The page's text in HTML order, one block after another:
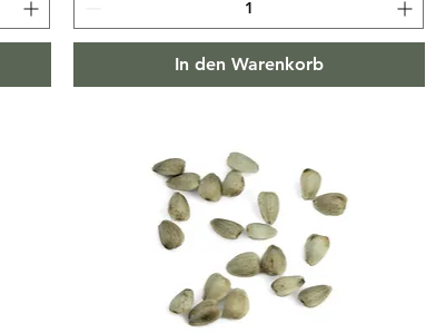
In den Warenkorb